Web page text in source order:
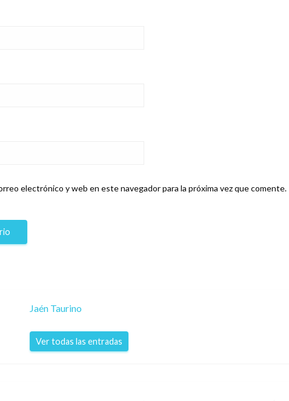
electrónico y web en este navegador para la próxima vez que comente.
Jaén Taurino
Ver todas las entradas